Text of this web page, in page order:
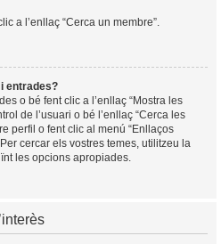
a l’enllaç “Cerca un membre”.
entrades?
o bé fent clic a l’enllaç “Mostra les
de l’usuari o bé l’enllaç “Cerca les
perfil o fent clic al menú “Enllaços
cercar els vostres temes, utilitzeu la
les opcions apropiades.